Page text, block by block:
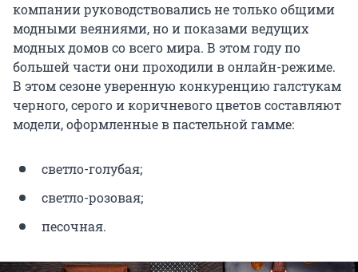
компании руководствовались не только общими
модными веяниями, но и показами ведущих
модных домов со всего мира. В этом году по
большей части они проходили в онлайн-режиме.
В этом сезоне уверенную конкуренцию галстукам
черного, серого и коричневого цветов составляют
модели, оформленные в пастельной гамме:
светло-голубая;
светло-розовая;
песочная.